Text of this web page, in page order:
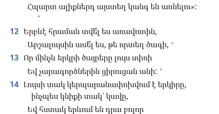
Հպարտ ալիքներդ այստեղ կանգ են առնելու»:
+
12 Երբևէ հրաման տվե՞լ ես առավոտին,
Արշալույսին ասե՞լ ես, թե որտեղ ծագի, +
13 Որ մինչև երկրի ծայրերը լույս սփռի
Եվ չարագործներին ցիրուցան անի: +
14 Լույսի տակ կերպարանափոխվում է երկիրը,
ինչպես կնիքի տակ՝ կավը,
Եվ հստակ երևում են դրա բոլոր